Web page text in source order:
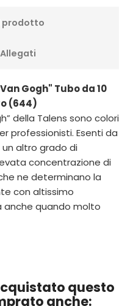
prodotto
Gogh" Tubo da 10
(644)
della Talens sono colori
professionisti. Esenti da
altro grado di
concentrazione di
ne determinano la
con altissimo
quando molto
questo
anche: